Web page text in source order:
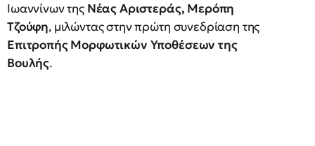
Ιωαννίνων της Νέας Αριστεράς, Μερόπη
Τζούφη, μιλώντας στην πρώτη συνεδρίαση της
Επιτροπής Μορφωτικών Υποθέσεων της
Βουλής.